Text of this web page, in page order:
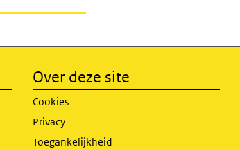
Over deze site
Cookies
Privacy
Toegankelijkheid